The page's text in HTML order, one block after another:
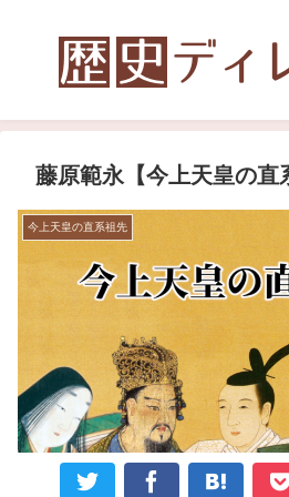
藤原範永【今上天皇の直
今上天皇の直系祖先